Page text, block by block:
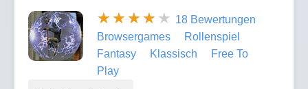
18 Bewertungen
Browsergames
Rollenspiel
Fantasy
Klassisch
Free To
Play